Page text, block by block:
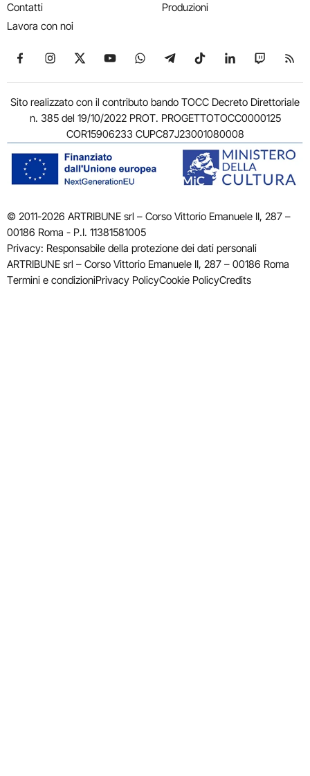
Contatti
Lavora con noi
Produzioni
Seguici su Facebook
Seguici su Instagram
Seguici su X
Seguici su YouTube
Seguici su WhatsApp
Seguici su Telegram
Seguici su TikTok
Seguici su
Seguici
Sito realizzato con il contributo bando TOCC Decreto Direttoriale
n. 385 del 19/10/2022 PROT. PROGETTOTOCC0000125
COR15906233 CUPC87J23001080008
© 2011-2026 ARTRIBUNE srl – Corso Vittorio Emanuele II, 287 –
00186 Roma - P.I. 11381581005
Privacy: Responsabile della protezione dei dati personali
ARTRIBUNE srl – Corso Vittorio Emanuele II, 287 – 00186 Roma
Termini e condizioniPrivacy PolicyCookie PolicyCredits